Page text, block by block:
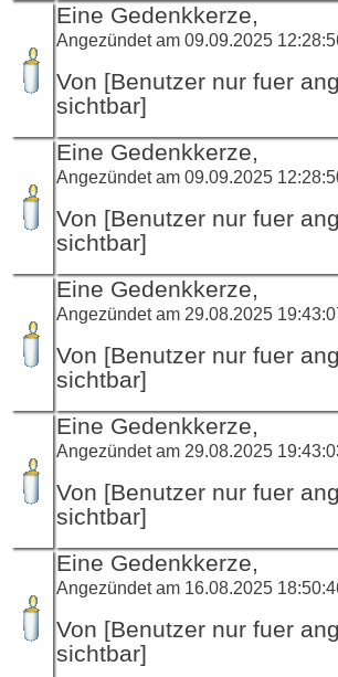
Eine Gedenkkerze,
Angezündet am 09.09.2025
Von [Benutzer nur fuer
sichtbar]
Eine Gedenkkerze,
Angezündet am 09.09.2025
Von [Benutzer nur fuer
sichtbar]
Eine Gedenkkerze,
Angezündet am 29.08.2025
Von [Benutzer nur fuer
sichtbar]
Eine Gedenkkerze,
Angezündet am 29.08.2025
Von [Benutzer nur fuer
sichtbar]
Eine Gedenkkerze,
Angezündet am 16.08.2025
Von [Benutzer nur fuer
sichtbar]